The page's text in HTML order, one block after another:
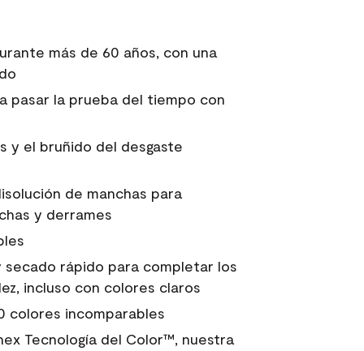
más de 60 años, con una
pasar la prueba del tiempo con
y el bruñido del desgaste
de manchas para
y derrames
rápido para completar los
incluso con colores claros
colores incomparables
Tecnología del Color™, nuestra